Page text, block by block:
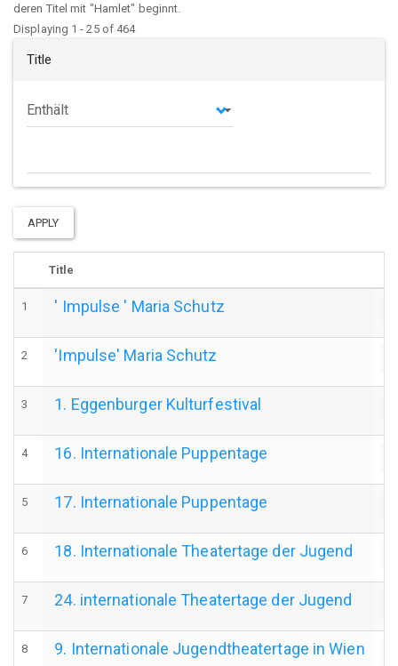
deren Titel mit "Hamlet" beginnt.
Displaying 1 - 25 of 464
Title
Operator
APPLY
Title
1 ' Impulse ' Maria Schutz
2 'Impulse' Maria Schutz
3 1. Eggenburger Kulturfestival
4 16. Internationale Puppentage
5 17. Internationale Puppentage
6 18. Internationale Theatertage der Jugend
7 24. internationale Theatertage der Jugend
8 9. Internationale Jugendtheatertage in Wien